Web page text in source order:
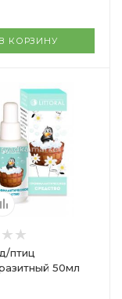
В КОРЗИНУ
птиц
50мл